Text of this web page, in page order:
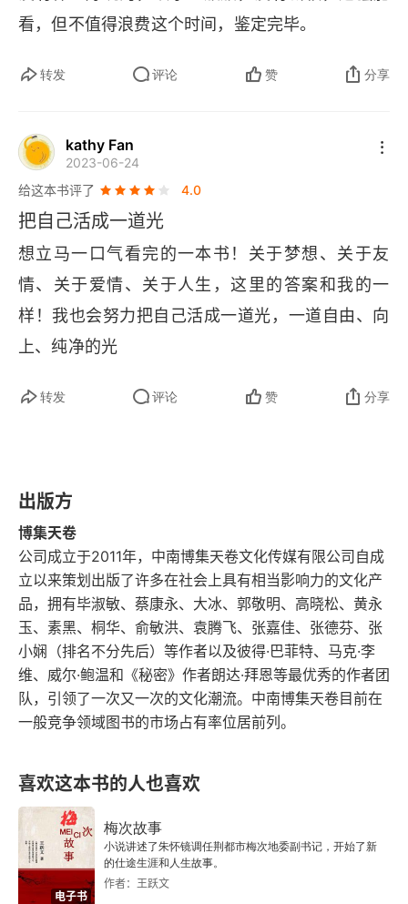
第二十二章 有钱无罪，没钱有罪
第二十五章 旧时光的重现
第二十六章 除夕的分别
第二十八章 再见，北京
第二十九章 老家的生活
第三十三章 逃不走的北京
第三十四章 勇敢起来
第三十五章 人生的锚
第三十六章 家不是房子，是爱的总和
第三十七章 该来的总会来
第三十八章 人生是需要道别的
第三十九章 最后之战
第四十章 向着明亮那方
看，但不值得浪费这个时间，鉴定完毕。
转发 评论 赞 分享
kathy Fan
2023-06-24
给这本书评了
4.0
把自己活成一道光
想立马一口气看完的一本书！关于梦想、关于友
情、关于爱情、关于人生，这里的答案和我的一
样！我也会努力把自己活成一道光，一道自由、向
上、纯净的光
转发 评论 赞 分享
出版方
博集天卷
公司成立于2011年，中南博集天卷文化传媒有限公司自成
立以来策划出版了许多在社会上具有相当影响力的文化产
品，拥有毕淑敏、蔡康永、大冰、郭敬明、高晓松、黄永
玉、素黑、桐华、俞敏洪、袁腾飞、张嘉佳、张德芬、张
小娴（排名不分先后）等作者以及彼得·巴菲特、马克·李
维、威尔·鲍温和《秘密》作者朗达·拜恩等最优秀的作者团
队，引领了一次又一次的文化潮流。中南博集天卷目前在
一般竞争领域图书的市场占有率位居前列。
喜欢这本书的人也喜欢
电子书
梅次故事
小说讲述了朱怀镜调任荆都市梅次地委副书记，开始了新
的仕途生涯和人生故事。
作者：王跃文